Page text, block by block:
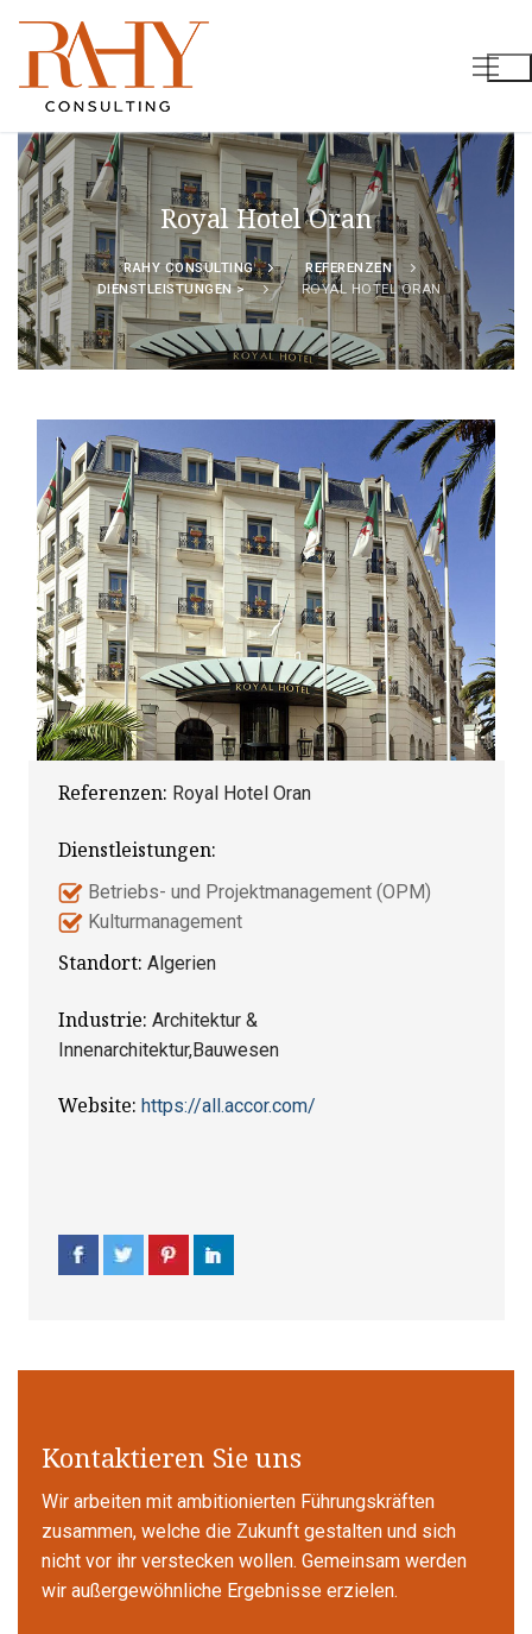
springen
Royal Hotel Oran
RAHY CONSULTING
REFERENZEN
DIENSTLEISTUNGEN >
ROYAL HOTEL ORAN
Referenzen: Royal Hotel Oran
Dienstleistungen:
Betriebs- und Projektmanagement (OPM)
Kulturmanagement
Standort: Algerien
Industrie: Architektur &
Innenarchitektur,Bauwesen
Website: https://all.accor.com/
Kontaktieren Sie uns
Wir arbeiten mit ambitionierten Führungskräften
zusammen, welche die Zukunft gestalten und sich
nicht vor ihr verstecken wollen. Gemeinsam werden
wir außergewöhnliche Ergebnisse erzielen.